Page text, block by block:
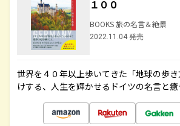
１００
BOOKS 旅の名言＆絶景
2022.11.04 発売
世界を４０年以上歩いてきた「地球の歩
けする、人生を輝かせるドイツの名言と